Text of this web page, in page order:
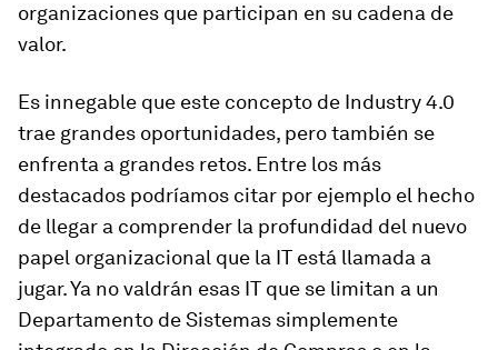
organizaciones que participan en su cadena de
valor.
Es innegable que este concepto de Industry 4.0
trae grandes oportunidades, pero también se
enfrenta a grandes retos. Entre los más
destacados podríamos citar por ejemplo el hecho
de llegar a comprender la profundidad del nuevo
papel organizacional que la IT está llamada a
jugar. Ya no valdrán esas IT que se limitan a un
Departamento de Sistemas simplemente